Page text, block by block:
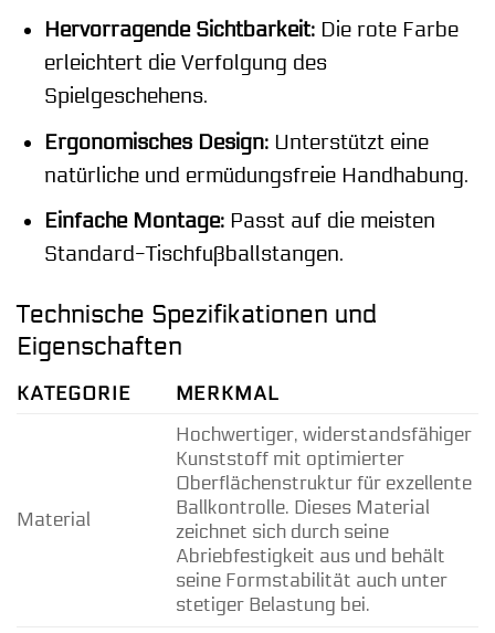
Hervorragende Sichtbarkeit:Die rote Farbe
erleichtert die Verfolgung des
Spielgeschehens.
Ergonomisches Design:Unterstützt eine
natürliche und ermüdungsfreie Handhabung.
Einfache Montage:Passt auf die meisten
Standard-Tischfußballstangen.
Technische Spezifikationen und
Eigenschaften
KATEGORIE MERKMAL
Material
Hochwertiger, widerstandsfähiger
Kunststoff mit optimierter
Oberflächenstruktur für exzellente
Ballkontrolle. Dieses Material
zeichnet sich durch seine
Abriebfestigkeit aus und behält
seine Formstabilität auch unter
stetiger Belastung bei.